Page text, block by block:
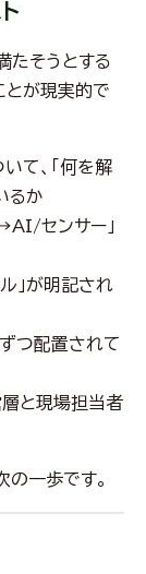
たそうとする
とが現実的で
て、「何を解
るか
センサー」
」が明記され
つ配置されて
層と現場担当者
の一歩です。